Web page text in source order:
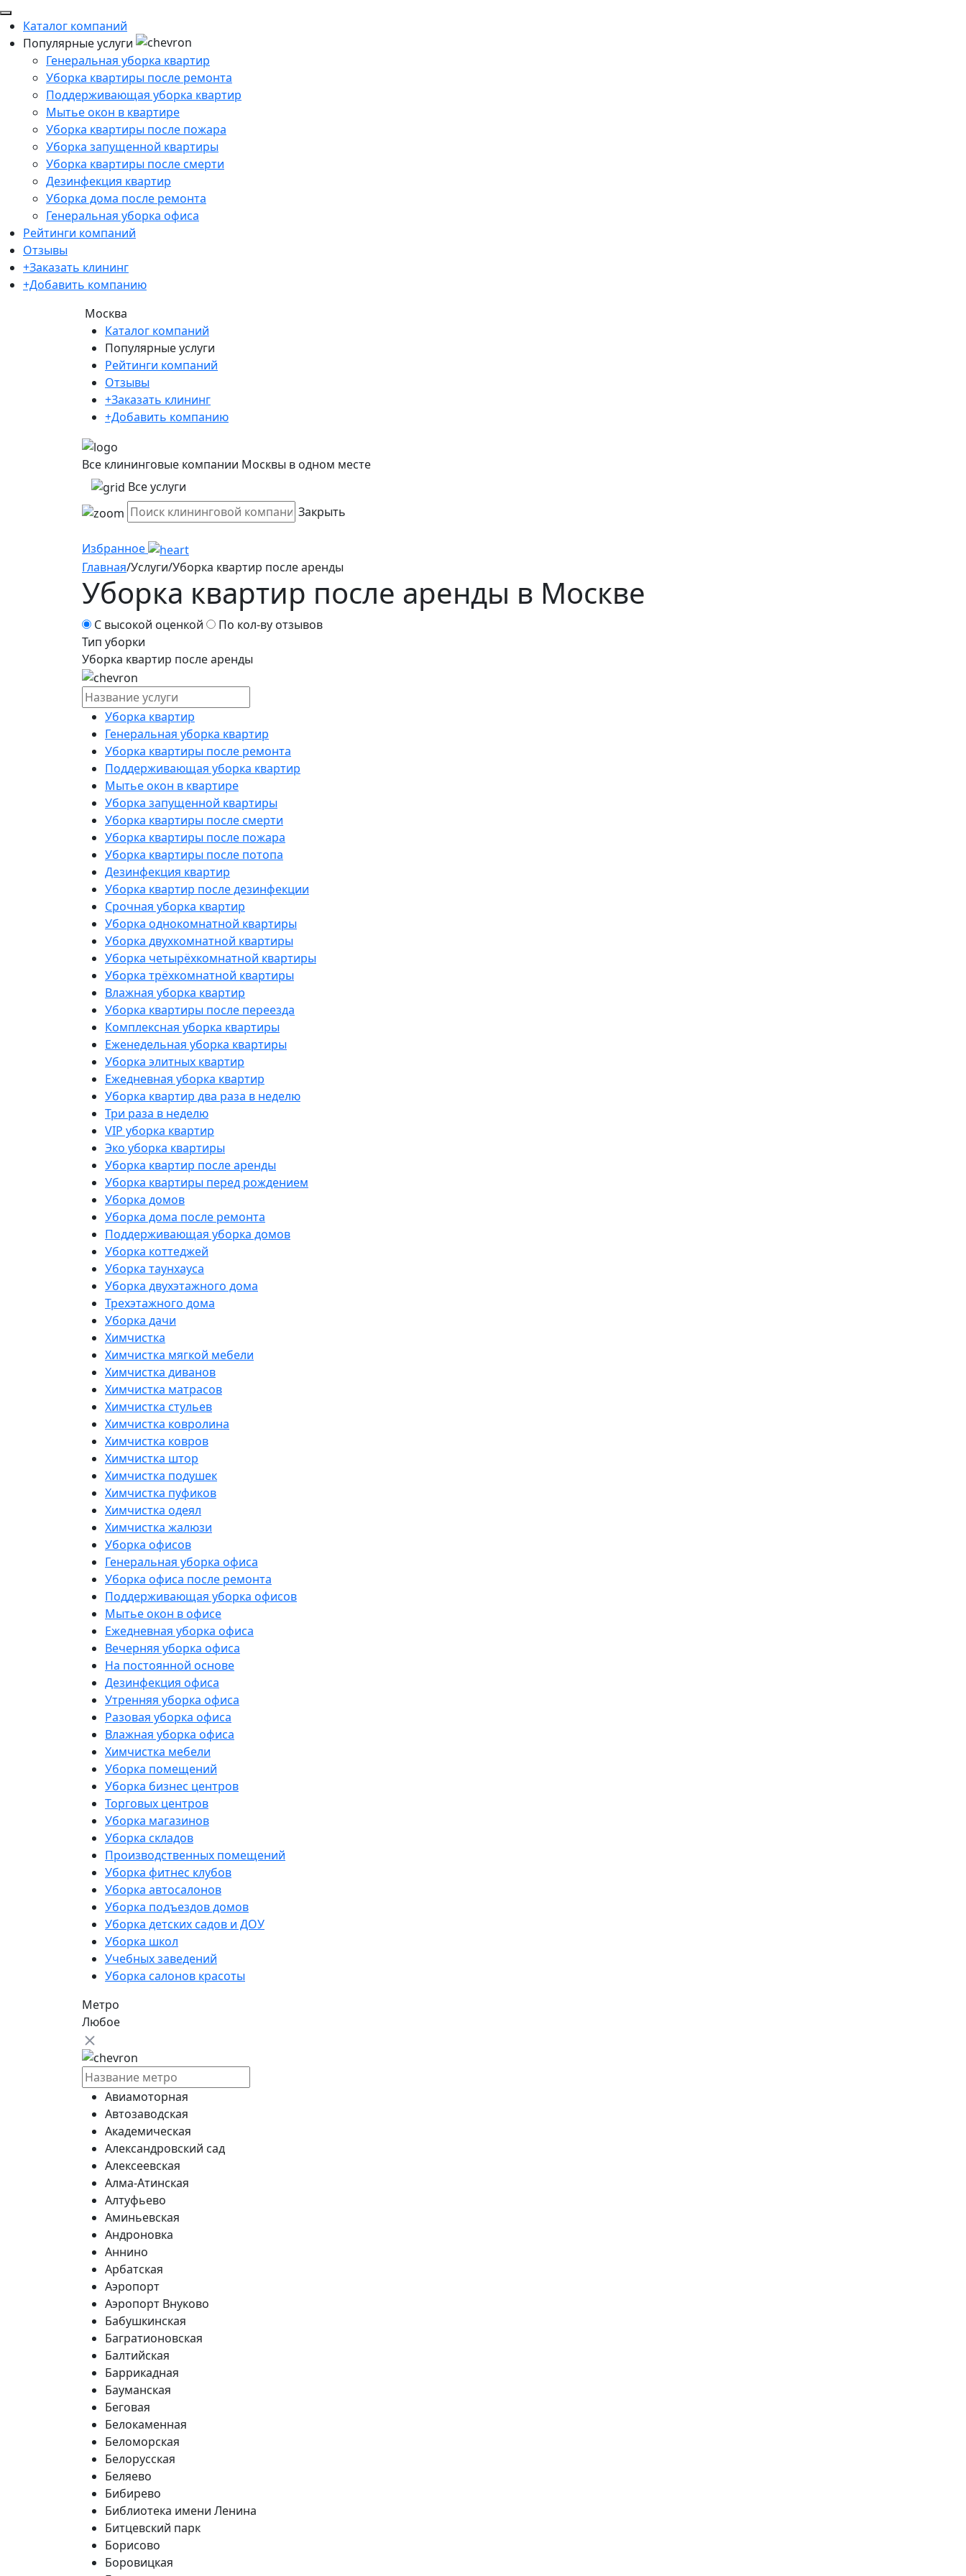
Каталог компаний
Популярные услуги
Генеральная уборка квартир
Уборка квартиры после ремонта
Поддерживающая уборка квартир
Мытье окон в квартире
Уборка квартиры после пожара
Уборка запущенной квартиры
Уборка квартиры после смерти
Дезинфекция квартир
Уборка дома после ремонта
Генеральная уборка офиса
Рейтинги компаний
Отзывы
+Заказать клининг
+Добавить компанию
Москва
Каталог компаний
Популярные услуги
Рейтинги компаний
Отзывы
+Заказать клининг
+Добавить компанию
Все клининговые компании Москвы в одном месте
Все услуги
Закрыть
Избранное
Главная/Услуги/Уборка квартир после аренды
Уборка квартир после аренды в Москве
С высокой оценкой
По кол-ву отзывов
Тип уборки
Уборка квартир после аренды
Уборка квартир
Генеральная уборка квартир
Уборка квартиры после ремонта
Поддерживающая уборка квартир
Мытье окон в квартире
Уборка запущенной квартиры
Уборка квартиры после смерти
Уборка квартиры после пожара
Уборка квартиры после потопа
Дезинфекция квартир
Уборка квартир после дезинфекции
Срочная уборка квартир
Уборка однокомнатной квартиры
Уборка двухкомнатной квартиры
Уборка четырёхкомнатной квартиры
Уборка трёхкомнатной квартиры
Влажная уборка квартир
Уборка квартиры после переезда
Комплексная уборка квартиры
Еженедельная уборка квартиры
Уборка элитных квартир
Ежедневная уборка квартир
Уборка квартир два раза в неделю
Три раза в неделю
VIP уборка квартир
Эко уборка квартиры
Уборка квартир после аренды
Уборка квартиры перед рождением
Уборка домов
Уборка дома после ремонта
Поддерживающая уборка домов
Уборка коттеджей
Уборка таунхауса
Уборка двухэтажного дома
Трехэтажного дома
Уборка дачи
Химчистка
Химчистка мягкой мебели
Химчистка диванов
Химчистка матрасов
Химчистка стульев
Химчистка ковролина
Химчистка ковров
Химчистка штор
Химчистка подушек
Химчистка пуфиков
Химчистка одеял
Химчистка жалюзи
Уборка офисов
Генеральная уборка офиса
Уборка офиса после ремонта
Поддерживающая уборка офисов
Мытье окон в офисе
Ежедневная уборка офиса
Вечерняя уборка офиса
На постоянной основе
Дезинфекция офиса
Утренняя уборка офиса
Разовая уборка офиса
Влажная уборка офиса
Химчистка мебели
Уборка помещений
Уборка бизнес центров
Торговых центров
Уборка магазинов
Уборка складов
Производственных помещений
Уборка фитнес клубов
Уборка автосалонов
Уборка подъездов домов
Уборка детских садов и ДОУ
Уборка школ
Учебных заведений
Уборка салонов красоты
Метро
Любое
Авиамоторная
Автозаводская
Академическая
Александровский сад
Алексеевская
Алма-Атинская
Алтуфьево
Аминьевская
Андроновка
Аннино
Арбатская
Аэропорт
Аэропорт Внуково
Бабушкинская
Багратионовская
Балтийская
Баррикадная
Бауманская
Беговая
Белокаменная
Беломорская
Белорусская
Беляево
Бибирево
Библиотека имени Ленина
Битцевский парк
Борисово
Боровицкая